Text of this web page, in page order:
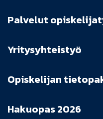
Palvelut
Yritysyhteistyö
Opiskelijan
Hakuopas 2026